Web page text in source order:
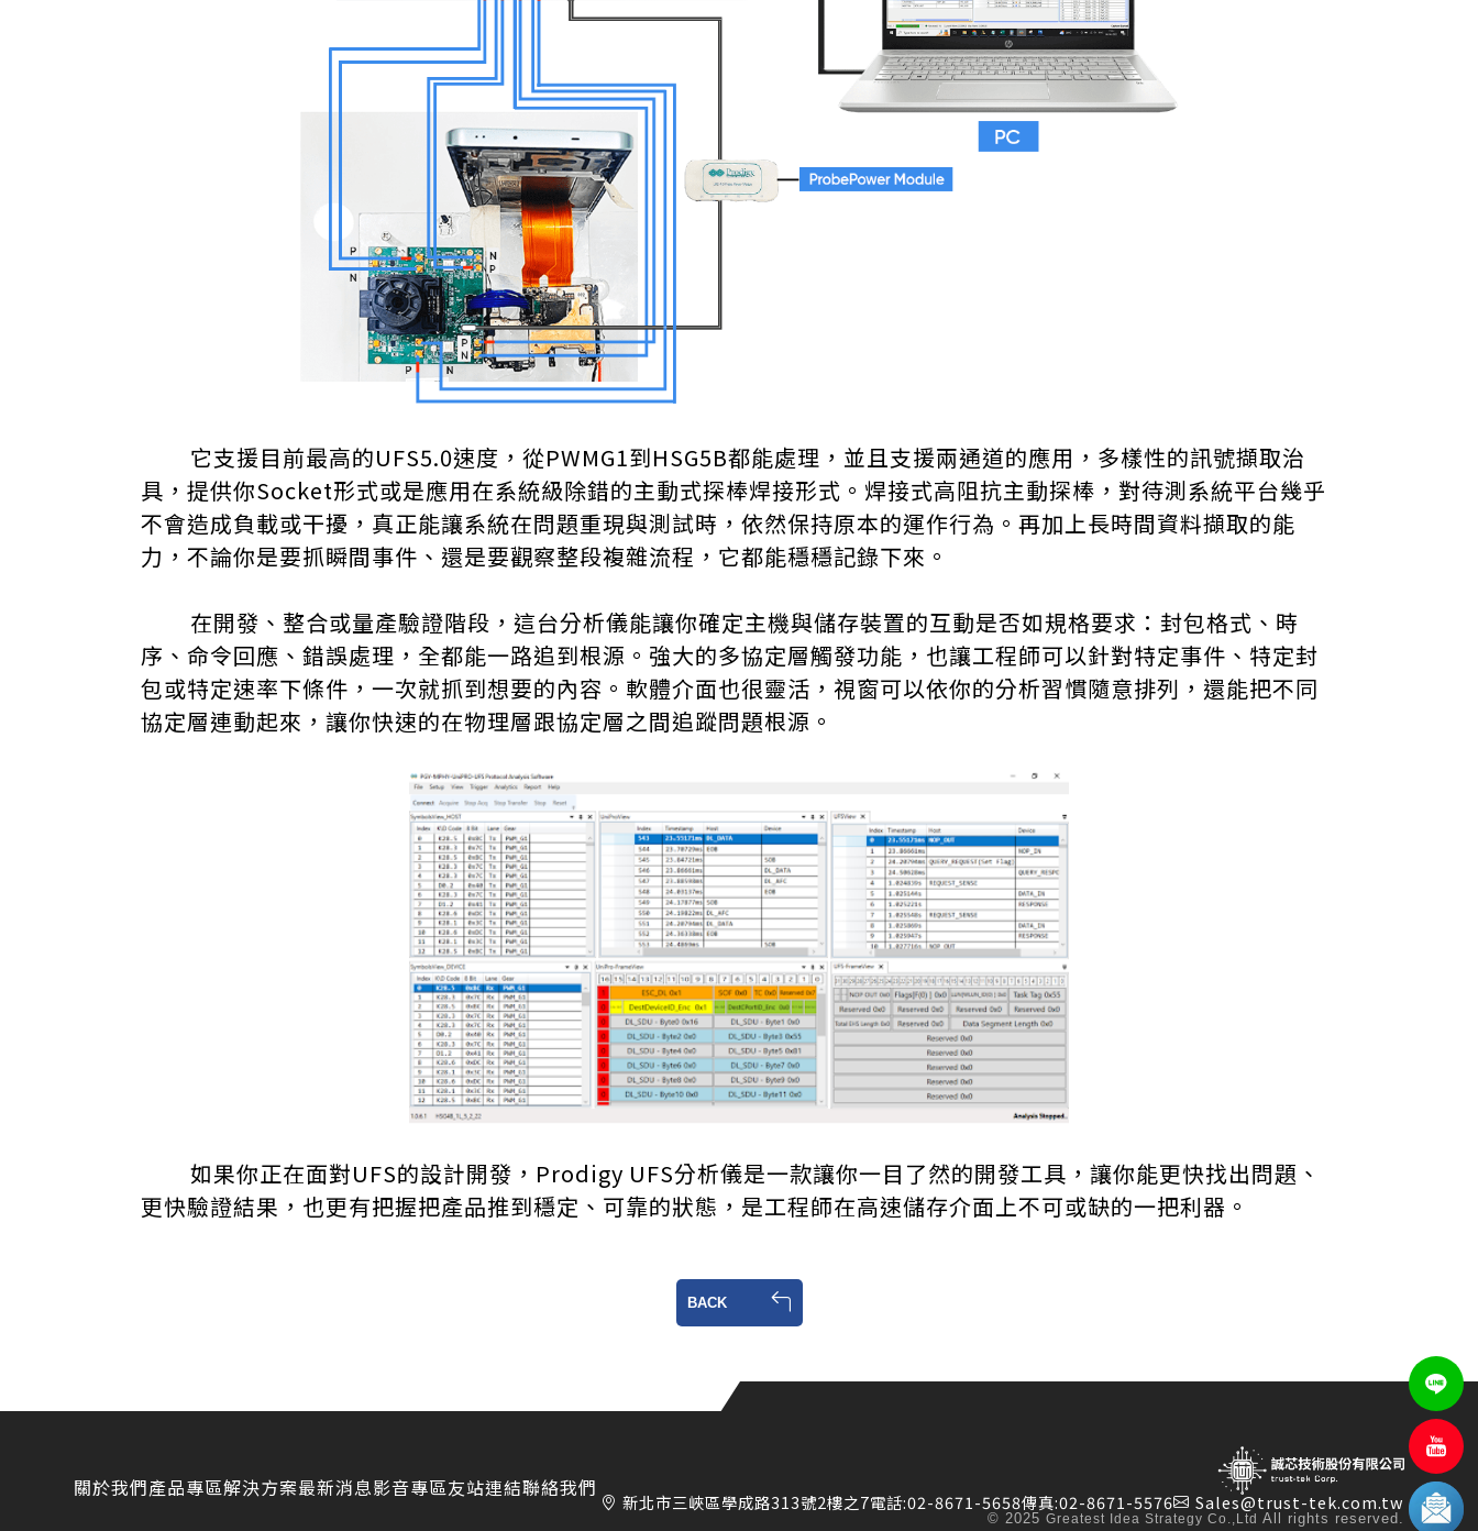
它支援目前最高的UFS5.0速度，從PWMG1到HSG5B都能處理，並且支援兩通道的應用，多樣性的訊號擷取治
具，提供你Socket形式或是應用在系統級除錯的主動式探棒焊接形式。焊接式高阻抗主動探棒，對待測系統平台幾乎
不會造成負載或干擾，真正能讓系統在問題重現與測試時，依然保持原本的運作行為。再加上長時間資料擷取的能
力，不論你是要抓瞬間事件、還是要觀察整段複雜流程，它都能穩穩記錄下來。
在開發、整合或量產驗證階段，這台分析儀能讓你確定主機與儲存裝置的互動是否如規格要求：封包格式、時
序、命令回應、錯誤處理，全都能一路追到根源。強大的多協定層觸發功能，也讓工程師可以針對特定事件、特定封
包或特定速率下條件，一次就抓到想要的內容。軟體介面也很靈活，視窗可以依你的分析習慣隨意排列，還能把不同
協定層連動起來，讓你快速的在物理層跟協定層之間追蹤問題根源。
如果你正在面對UFS的設計開發，Prodigy UFS分析儀是一款讓你一目了然的開發工具，讓你能更快找出問題、
更快驗證結果，也更有把握把產品推到穩定、可靠的狀態，是工程師在高速儲存介面上不可或缺的一把利器。
BACK
新北市三峽區學成路313號2樓之7電話:02-8671-5658傳真:02-8671-5576 Sales@trust-tek.com.tw
© 2025 Greatest Idea Strategy Co.,Ltd All rights reserved.
關於我們產品專區解決方案最新消息影音專區友站連結聯絡我們